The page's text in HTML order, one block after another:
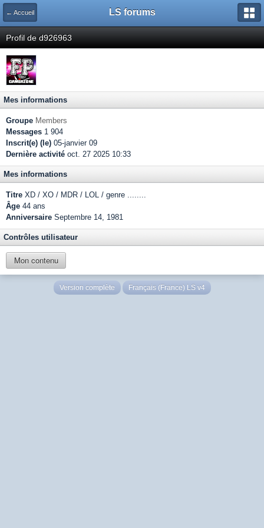
← Accueil LS forums
Profil de d926963
Mes informations
Groupe Members
Messages 1 904
Inscrit(e) (le) 05-janvier 09
Dernière activité oct. 27 2025 10:33
Mes informations
Titre XD / XO / MDR / LOL / genre ........
Âge 44 ans
Anniversaire Septembre 14, 1981
Contrôles utilisateur
Mon contenu
Version complète Français (France) LS v4